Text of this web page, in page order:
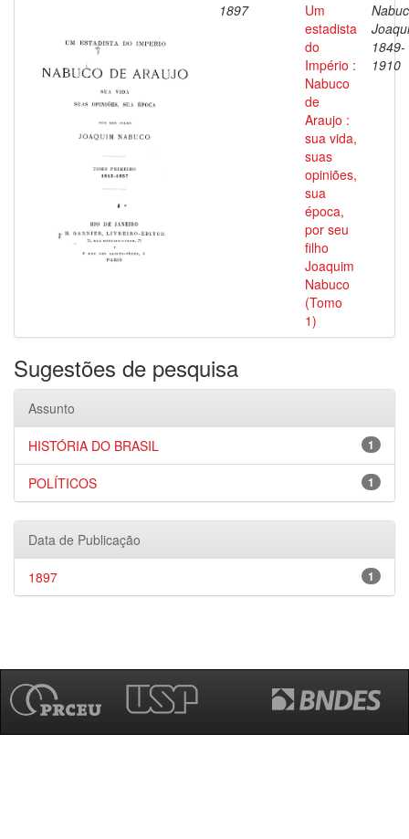
1897
Um
estadista
do
Império :
Nabuco
de
Araujo :
sua vida,
suas
opiniões,
sua
época,
por seu
filho
Joaquim
Nabuco
(Tomo
1)
1849-
1910
Sugestões de pesquisa
Assunto
1
HISTÓRIA DO BRASIL
1
POLÍTICOS
Data de Publicação
1
1897